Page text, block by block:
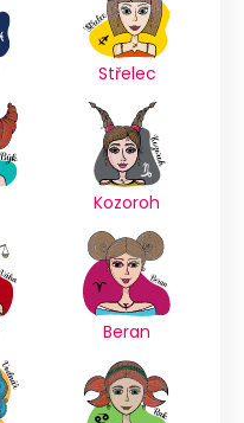
Střelec
Kozoroh
Beran